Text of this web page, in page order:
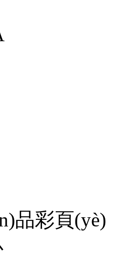
品彩頁(yè)